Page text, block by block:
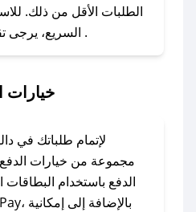
الرسائل الخاصة على
وسنقوم بحل
الطلبات الأقل من ذلك.
السريع، يرجى تقديم طلبك قبل الساعة .
خيارات
لإتمام طلباتك في
مجموعة من خيارات الدفع
الدفع باستخدام البطاقات